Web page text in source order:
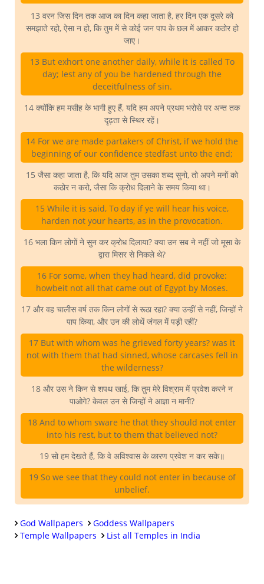
13 वरन जिस दिन तक आज का दिन कहा जाता है, हर दिन एक दूसरे को
समझाते रहो, ऐसा न हो, कि तुम में से कोई जन पाप के छल में आकर कठोर हो
जाए।
13 But exhort one another daily, while it is called To
day; lest any of you be hardened through the
deceitfulness of sin.
14 क्योंकि हम मसीह के भागी हुए हैं, यदि हम अपने प्रथम भरोसे पर अन्त तक
दृढ़ता से स्थिर रहें।
14 For we are made partakers of Christ, if we hold the
beginning of our confidence stedfast unto the end;
15 जैसा कहा जाता है, कि यदि आज तुम उसका शब्द सुनो, तो अपने मनों को
कठोर न करो, जैसा कि क्रोध दिलाने के समय किया था।
15 While it is said, To day if ye will hear his voice,
harden not your hearts, as in the provocation.
16 भला किन लोगों ने सुन कर क्रोध दिलाया? क्या उन सब ने नहीं जो मूसा के
द्वारा मिसर से निकले थे?
16 For some, when they had heard, did provoke:
howbeit not all that came out of Egypt by Moses.
17 और वह चालीस वर्ष तक किन लोगों से रूठा रहा? क्या उन्हीं से नहीं, जिन्हों ने
पाप किया, और उन की लोथें जंगल में पड़ी रहीं?
17 But with whom was he grieved forty years? was it
not with them that had sinned, whose carcases fell in
the wilderness?
18 और उस ने किन से शपथ खाई, कि तुम मेरे विश्राम में प्रवेश करने न
पाओगे? केवल उन से जिन्हों ने आज्ञा न मानी?
18 And to whom sware he that they should not enter
into his rest, but to them that believed not?
19 सो हम देखते हैं, कि वे अविश्वास के कारण प्रवेश न कर सके॥
19 So we see that they could not enter in because of
unbelief.
God Wallpapers
Goddess Wallpapers
Temple Wallpapers
List all Temples in India